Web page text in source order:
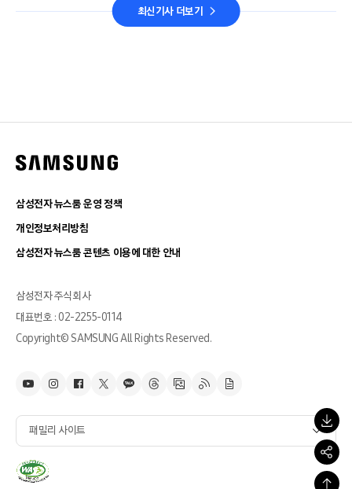
최신기사 더보기
삼성전자 뉴스룸 운영 정책
개인정보처리방침
삼성전자 뉴스룸 콘텐츠 이용에 대한 안내
삼성전자 주식회사
대표번호 : 02-2255-0114
Copyright© SAMSUNG All Rights Reserved.
패밀리 사이트